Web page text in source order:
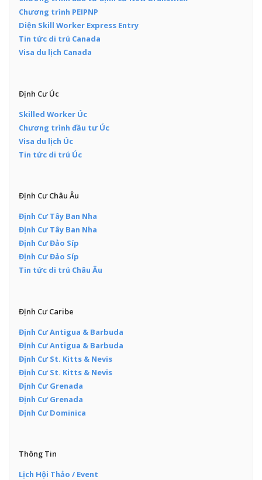
Chương trình PEIPNP
Diện Skill Worker Express Entry
Tin tức di trú Canada
Visa du lịch Canada
Định Cư Úc
Skilled Worker Úc
Chương trình đầu tư Úc
Visa du lịch Úc
Tin tức di trú Úc
Định Cư Châu Âu
Định Cư Tây Ban Nha
Định Cư Tây Ban Nha
Định Cư Đảo Síp
Định Cư Đảo Síp
Tin tức di trú Châu Âu
Định Cư Caribe
Định Cư Antigua & Barbuda
Định Cư Antigua & Barbuda
Định Cư St. Kitts & Nevis
Định Cư St. Kitts & Nevis
Định Cư Grenada
Định Cư Grenada
Định Cư Dominica
Thông Tin
Lịch Hội Thảo / Event